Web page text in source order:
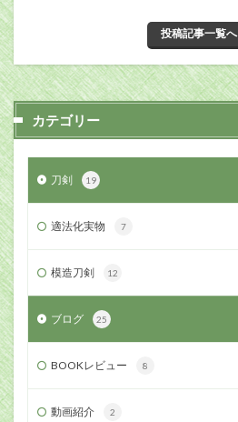
投稿記事一覧へ
カテゴリー
刀剣 19
適法化実物 7
模造刀剣 12
ブログ 25
BOOKレビュー 8
動画紹介 2